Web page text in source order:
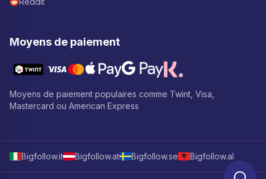
Moyens de paiement
Moyens de paiement populaires comme Twint, Visa,
Mastercard ou American Express
Bigfollow.it Bigfollow.at Bigfollow.se Bigfollow.al